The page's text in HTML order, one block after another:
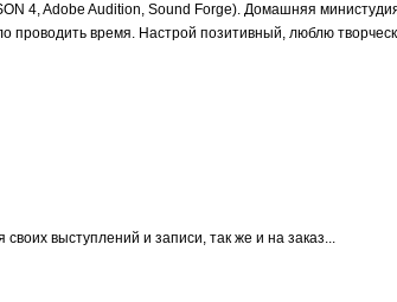
4, Adobe Audition, Sound Forge). Домашняя
время. Настрой позитивный, люблю
выступлений и записи, так же и на заказ...